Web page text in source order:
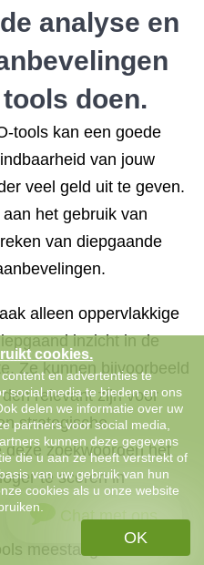
analyse en
doen.
tools kan een goede
van jouw
veel geld uit te geven.
het gebruik van
van diepgaande
alleen oppervlakkige
inzicht in de
Ze kunnen bijvoorbeeld
relevant zijn voor
strategische
zoekwoorden het
te scoren in
meestal geen
Chat met ons
cookies.
en advertenties te
social media te bieden en ons
delen we informatie over uw
partners voor social media,
kunnen deze gegevens
die u aan ze heeft verstrekt of
van uw gebruik van hun
cookies als u onze website
OK